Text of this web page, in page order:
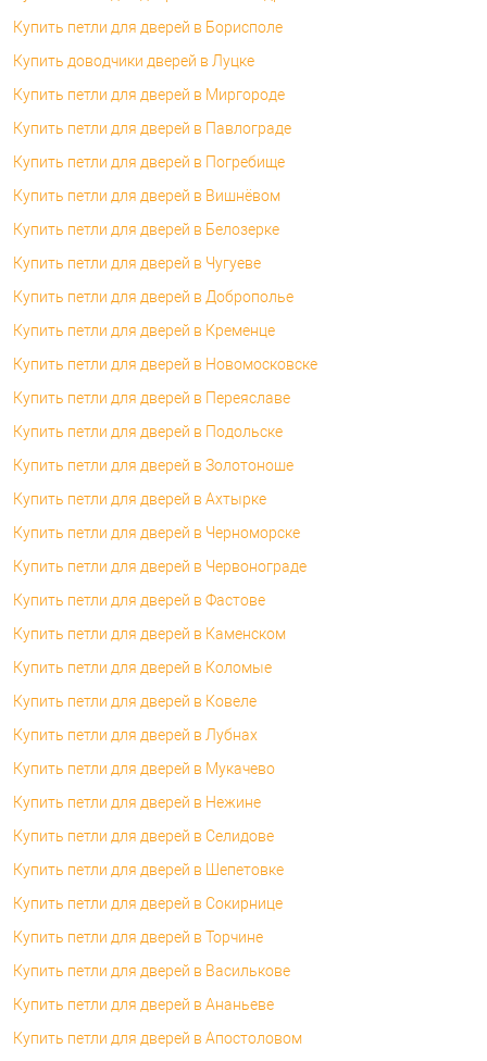
Купить петли для дверей в Борисполе
Купить доводчики дверей в Луцке
Купить петли для дверей в Миргороде
Купить петли для дверей в Павлограде
Купить петли для дверей в Погребище
Купить петли для дверей в Вишнёвом
Купить петли для дверей в Белозерке
Купить петли для дверей в Чугуеве
Купить петли для дверей в Доброполье
Купить петли для дверей в Кременце
Купить петли для дверей в Новомосковске
Купить петли для дверей в Переяславе
Купить петли для дверей в Подольске
Купить петли для дверей в Золотоноше
Купить петли для дверей в Ахтырке
Купить петли для дверей в Черноморске
Купить петли для дверей в Червонограде
Купить петли для дверей в Фастове
Купить петли для дверей в Каменском
Купить петли для дверей в Коломые
Купить петли для дверей в Ковеле
Купить петли для дверей в Лубнах
Купить петли для дверей в Мукачево
Купить петли для дверей в Нежине
Купить петли для дверей в Селидове
Купить петли для дверей в Шепетовке
Купить петли для дверей в Сокирнице
Купить петли для дверей в Торчине
Купить петли для дверей в Василькове
Купить петли для дверей в Ананьеве
Купить петли для дверей в Апостоловом